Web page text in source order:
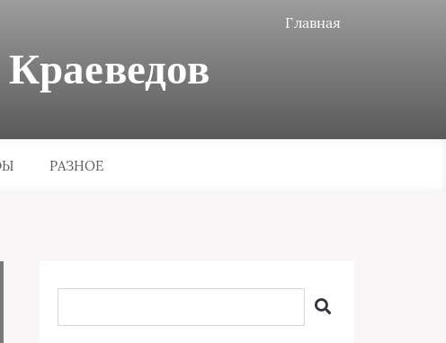
Главная
РАЗНОЕ